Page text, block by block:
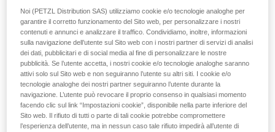
Noi (PETZL Distribution SAS) utilizziamo cookie e/o tecnologie analoghe per
garantire il corretto funzionamento del Sito web, per personalizzare i nostri
contenuti e annunci e analizzare il traffico. Condividiamo, inoltre, informazioni
sulla navigazione dell’utente sul Sito web con i nostri partner di servizi di analisi
dei dati, pubblicitari e di social media al fine di personalizzare le nostre
pubblicità. Se l’utente accetta, i nostri cookie e/o tecnologie analoghe saranno
attivi solo sul Sito web e non seguiranno l’utente su altri siti. I cookie e/o
tecnologie analoghe dei nostri partner seguiranno l’utente durante la
navigazione. L’utente può revocare il proprio consenso in qualsiasi momento
facendo clic sul link “Impostazioni cookie”, disponibile nella parte inferiore del
Sito web. Il rifiuto di tutti o parte di tali cookie potrebbe compromettere
l’esperienza dell’utente, ma in nessun caso tale rifiuto impedirà all’utente di